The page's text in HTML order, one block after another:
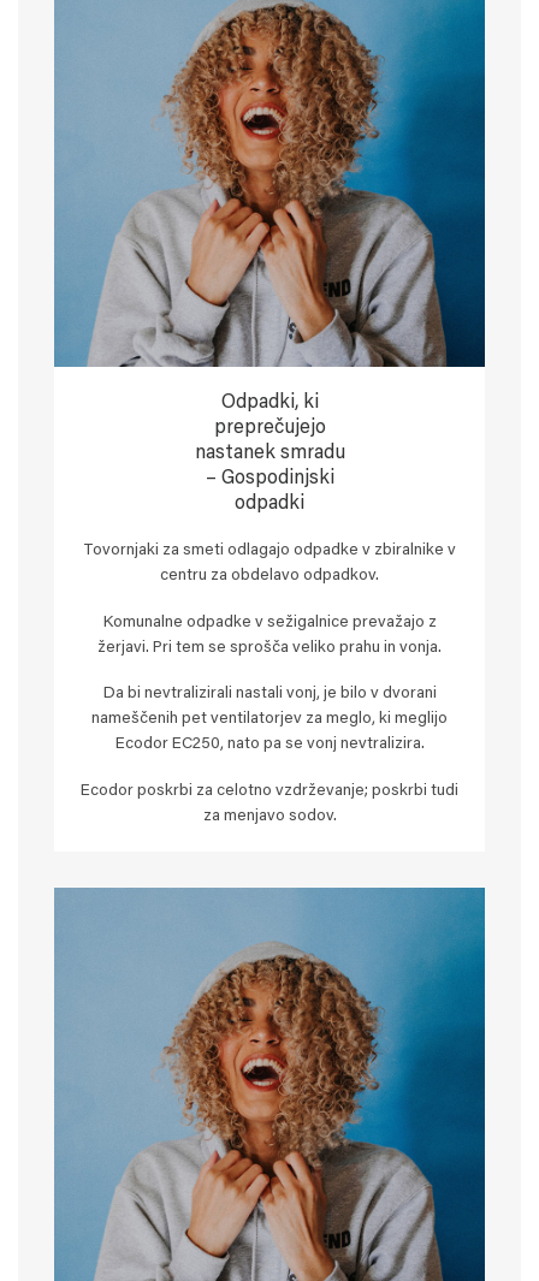
Odpadki, ki
preprečujejo
nastanek smradu
– Gospodinjski
odpadki
Tovornjaki za smeti odlagajo odpadke v zbiralnike v
centru za obdelavo odpadkov.
Komunalne odpadke v sežigalnice prevažajo z
žerjavi. Pri tem se sprošča veliko prahu in vonja.
Da bi nevtralizirali nastali vonj, je bilo v dvorani
nameščenih pet ventilatorjev za meglo, ki meglijo
Ecodor EC250, nato pa se vonj nevtralizira.
Ecodor poskrbi za celotno vzdrževanje; poskrbi tudi
za menjavo sodov.